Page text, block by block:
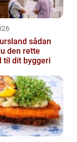
sådan
den rette
til dit byggeri